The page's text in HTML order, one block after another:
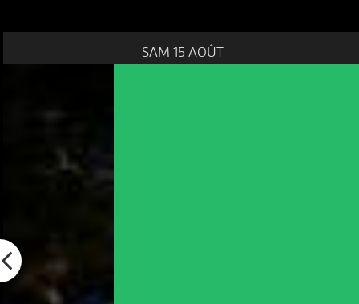
SAM 15 AOÛT